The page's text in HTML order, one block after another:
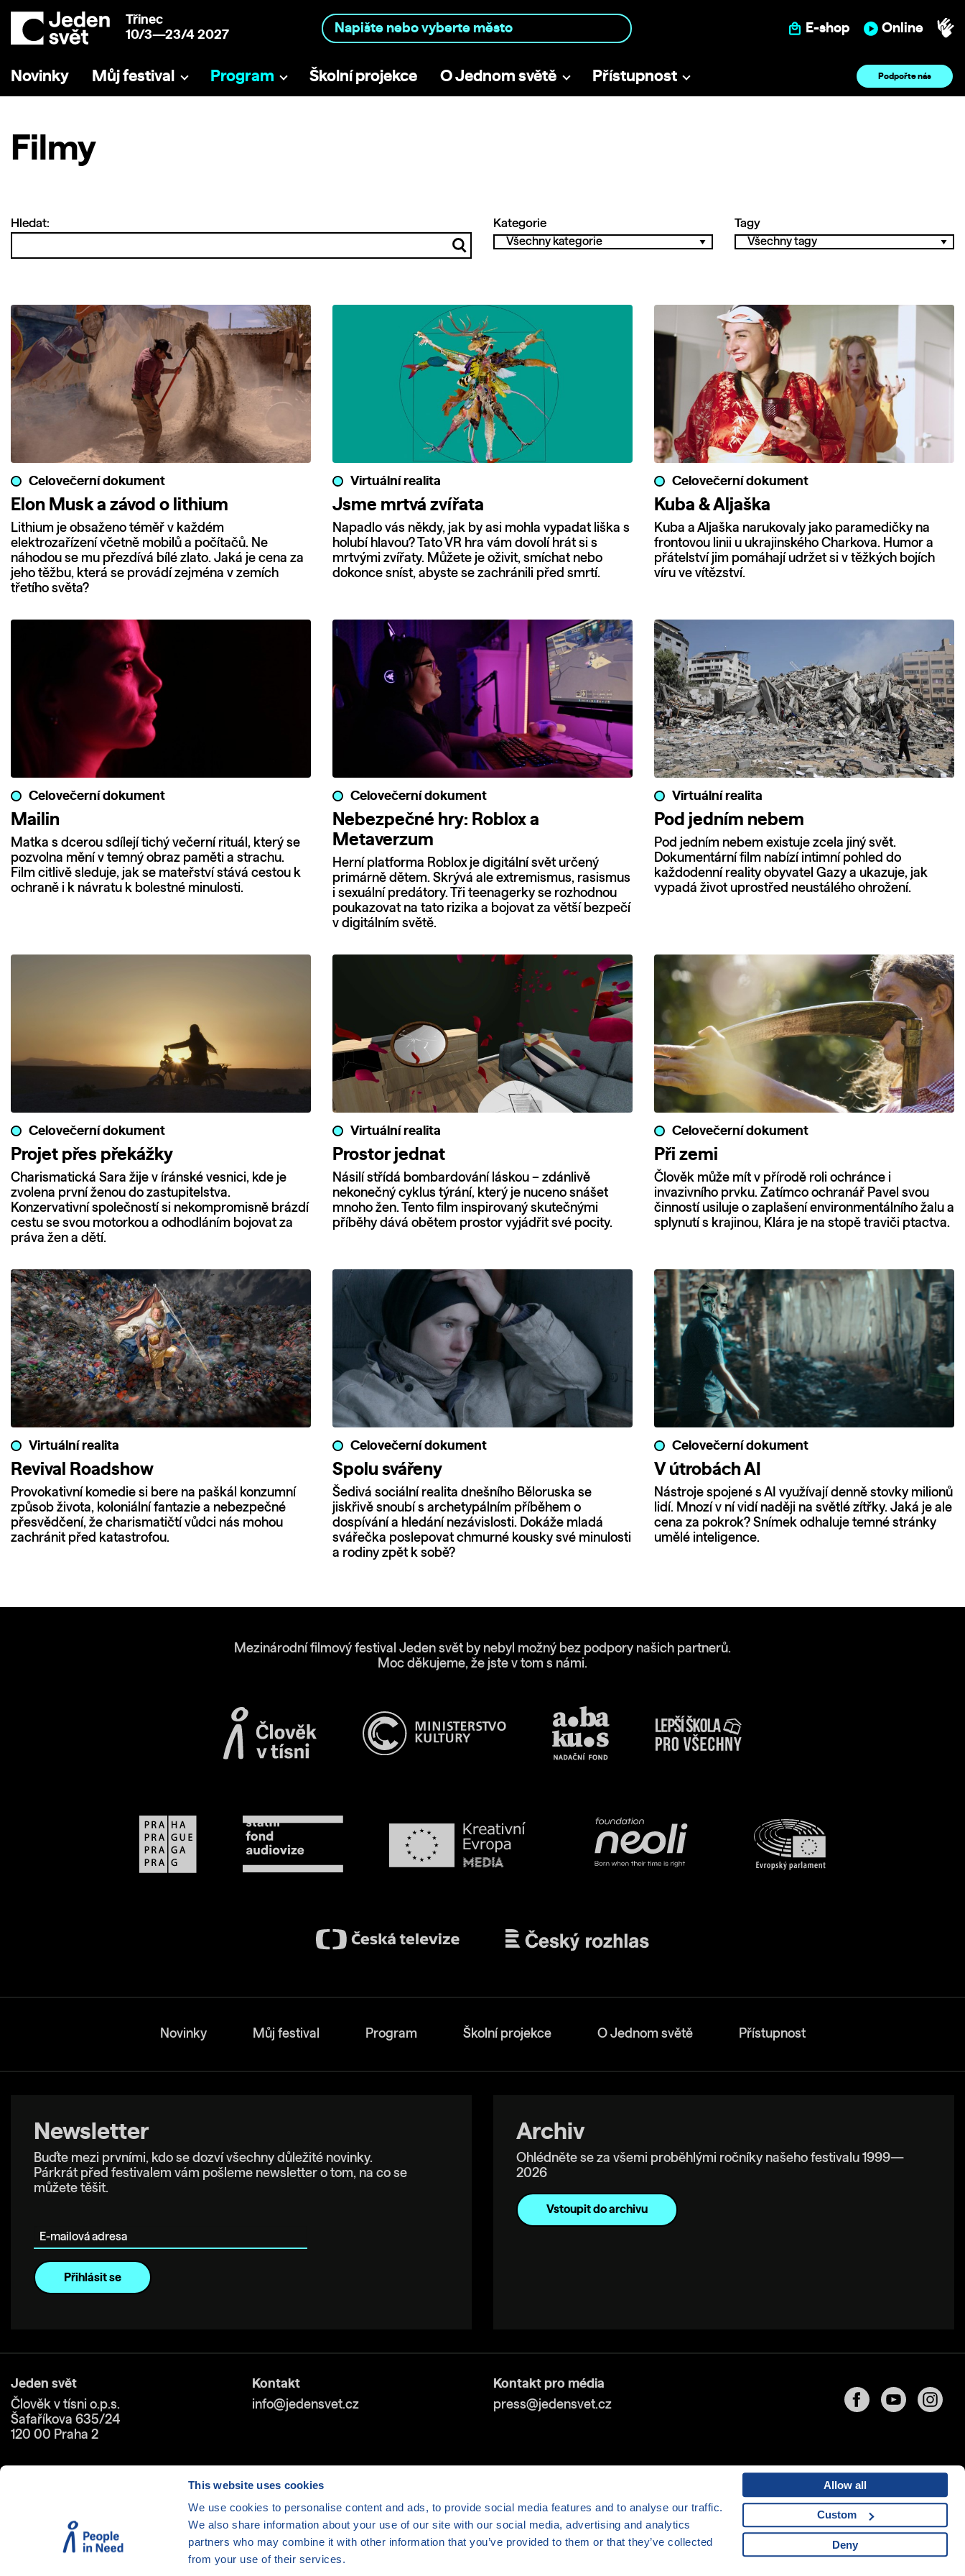
This website uses cookies
We use cookies to personalise content and ads, to provide social media features and to analyse our traffic.
We also share information about your use of our site with our social media, advertising and analytics
partners who may combine it with other information that you’ve provided to them or that they’ve collected
from your use of their services.
Allow all
Custom
Deny
Třinec
10/3—23/4 2027
E-shop Online
Novinky Můj festival Program Školní projekce O Jednom světě Přístupnost Podpořte nás
Filmy
Hledat: Kategorie Tagy
Celovečerní dokument
Elon Musk a závod o lithium
Lithium je obsaženo téměř v každém
elektrozařízení včetně mobilů a počítačů. Ne
náhodou se mu přezdívá bílé zlato. Jaká je cena za
jeho těžbu, která se provádí zejména v zemích
třetího světa?
Virtuální realita
Jsme mrtvá zvířata
Napadlo vás někdy, jak by asi mohla vypadat liška s
holubí hlavou? Tato VR hra vám dovolí hrát si s
mrtvými zvířaty. Můžete je oživit, smíchat nebo
dokonce sníst, abyste se zachránili před smrtí.
Celovečerní dokument
Kuba & Aljaška
Kuba a Aljaška narukovaly jako paramedičky na
frontovou linii u ukrajinského Charkova. Humor a
přátelství jim pomáhají udržet si v těžkých bojích
víru ve vítězství.
Celovečerní dokument
Mailin
Matka s dcerou sdílejí tichý večerní rituál, který se
pozvolna mění v temný obraz paměti a strachu.
Film citlivě sleduje, jak se mateřství stává cestou k
ochraně i k návratu k bolestné minulosti.
Celovečerní dokument
Nebezpečné hry: Roblox a
Metaverzum
Herní platforma Roblox je digitální svět určený
primárně dětem. Skrývá ale extremismus, rasismus
i sexuální predátory. Tři teenagerky se rozhodnou
poukazovat na tato rizika a bojovat za větší bezpečí
v digitálním světě.
Virtuální realita
Pod jedním nebem
Pod jedním nebem existuje zcela jiný svět.
Dokumentární film nabízí intimní pohled do
každodenní reality obyvatel Gazy a ukazuje, jak
vypadá život uprostřed neustálého ohrožení.
Celovečerní dokument
Projet přes překážky
Charismatická Sara žije v íránské vesnici, kde je
zvolena první ženou do zastupitelstva.
Konzervativní společností si nekompromisně brázdí
cestu se svou motorkou a odhodláním bojovat za
práva žen a dětí.
Virtuální realita
Prostor jednat
Násilí střídá bombardování láskou – zdánlivě
nekonečný cyklus týrání, který je nuceno snášet
mnoho žen. Tento film inspirovaný skutečnými
příběhy dává obětem prostor vyjádřit své pocity.
Celovečerní dokument
Při zemi
Člověk může mít v přírodě roli ochránce i
invazivního prvku. Zatímco ochranář Pavel svou
činností usiluje o zaplašení environmentálního žalu a
splynutí s krajinou, Klára je na stopě traviči ptactva.
Virtuální realita
Revival Roadshow
Provokativní komedie si bere na paškál konzumní
způsob života, koloniální fantazie a nebezpečné
přesvědčení, že charismatičtí vůdci nás mohou
zachránit před katastrofou.
Celovečerní dokument
Spolu svářeny
Šedivá sociální realita dnešního Běloruska se
jiskřivě snoubí s archetypálním příběhem o
dospívání a hledání nezávislosti. Dokáže mladá
svářečka poslepovat chmurné kousky své minulosti
a rodiny zpět k sobě?
Celovečerní dokument
V útrobách AI
Nástroje spojené s AI využívají denně stovky milionů
lidí. Mnozí v ní vidí naději na světlé zítřky. Jaká je ale
cena za pokrok? Snímek odhaluje temné stránky
umělé inteligence.
Mezinárodní filmový festival Jeden svět by nebyl možný bez podpory našich partnerů.
Moc děkujeme, že jste v tom s námi.
Novinky Můj festival Program Školní projekce O Jednom světě Přístupnost
Newsletter
Buďte mezi prvními, kdo se dozví všechny důležité novinky.
Párkrát před festivalem vám pošleme newsletter o tom, na co se
můžete těšit.
Archiv
Ohlédněte se za všemi proběhlými ročníky našeho festivalu 1999—
2026
Vstoupit do archivu
Jeden svět
Člověk v tísni o.p.s.
Šafaříkova 635/24
120 00 Praha 2
Kontakt
info@jedensvet.cz
Kontakt pro média
press@jedensvet.cz
Cookies| © 1999-2026 Člověk v tísni o.p.s., web běží v rámci bezplatnéhoserverhostingspolečnosti